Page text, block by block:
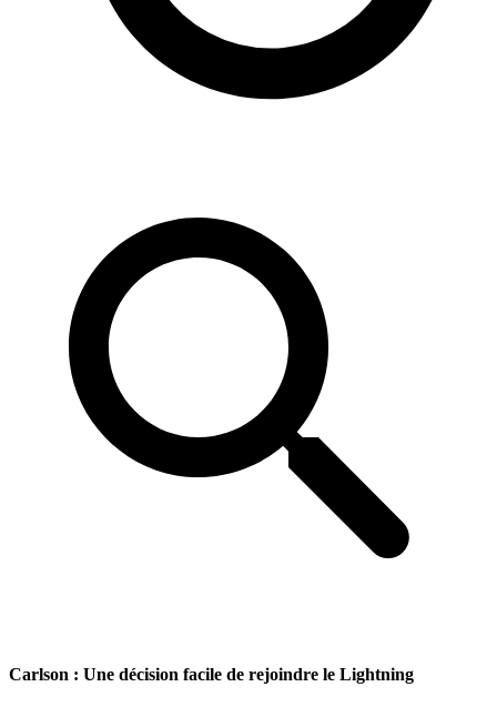
Carlson : Une décision facile de rejoindre le Lightning